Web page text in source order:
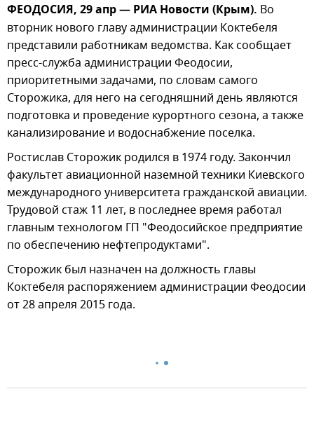
ФЕОДОСИЯ, 29 апр — РИА Новости (Крым). Во
вторник нового главу администрации Коктебеля
представили работникам ведомства. Как сообщает
пресс-служба администрации Феодосии,
приоритетными задачами, по словам самого
Сторожика, для него на сегодняшний день являются
подготовка и проведение курортного сезона, а также
канализирование и водоснабжение поселка.
Ростислав Сторожик родился в 1974 году. Закончил
факультет авиационной наземной техники Киевского
международного университета гражданской авиации.
Трудовой стаж 11 лет, в последнее время работал
главным технологом ГП "Феодосийское предприятие
по обеспечению нефтепродуктами".
Сторожик был назначен на должность главы
Коктебеля распоряжением администрации Феодосии
от 28 апреля 2015 года.